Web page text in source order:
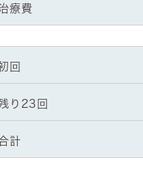
療費
回
り23回
計